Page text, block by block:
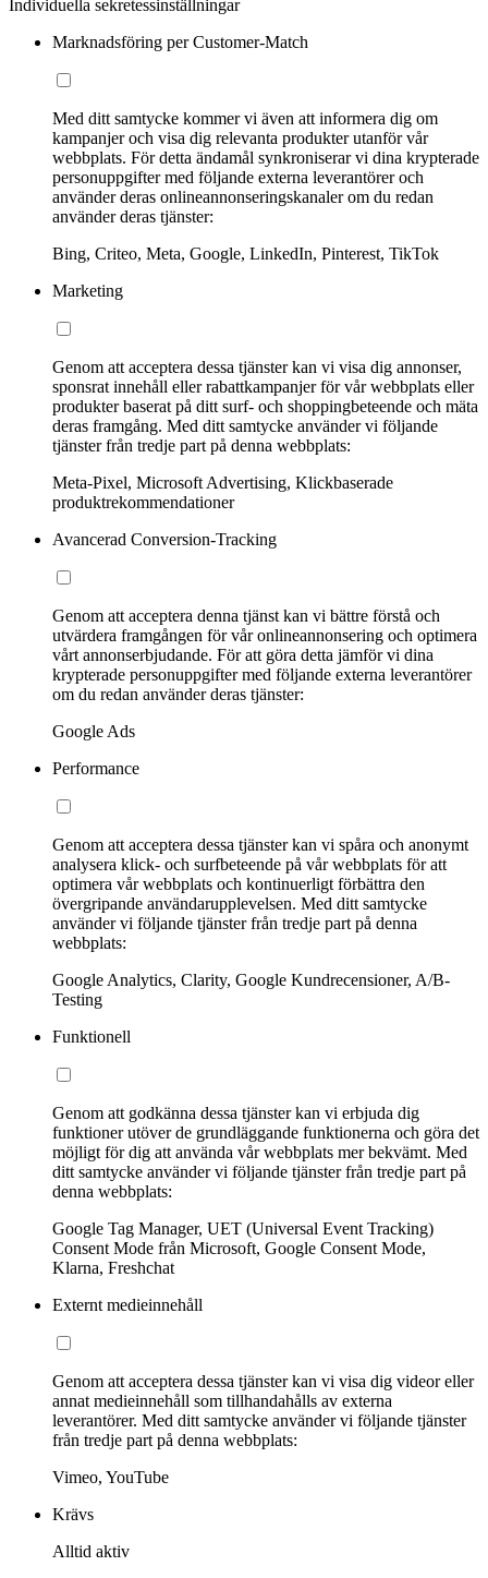
Individuella sekretessinställningar
Marknadsföring per Customer-Match
Med ditt samtycke kommer vi även att informera dig om
kampanjer och visa dig relevanta produkter utanför vår
webbplats. För detta ändamål synkroniserar vi dina krypterade
personuppgifter med följande externa leverantörer och
använder deras onlineannonseringskanaler om du redan
använder deras tjänster:
Bing, Criteo, Meta, Google, LinkedIn, Pinterest, TikTok
Marketing
Genom att acceptera dessa tjänster kan vi visa dig annonser,
sponsrat innehåll eller rabattkampanjer för vår webbplats eller
produkter baserat på ditt surf- och shoppingbeteende och mäta
deras framgång. Med ditt samtycke använder vi följande
tjänster från tredje part på denna webbplats:
Meta-Pixel, Microsoft Advertising, Klickbaserade
produktrekommendationer
Avancerad Conversion-Tracking
Genom att acceptera denna tjänst kan vi bättre förstå och
utvärdera framgången för vår onlineannonsering och optimera
vårt annonserbjudande. För att göra detta jämför vi dina
krypterade personuppgifter med följande externa leverantörer
om du redan använder deras tjänster:
Google Ads
Performance
Genom att acceptera dessa tjänster kan vi spåra och anonymt
analysera klick- och surfbeteende på vår webbplats för att
optimera vår webbplats och kontinuerligt förbättra den
övergripande användarupplevelsen. Med ditt samtycke
använder vi följande tjänster från tredje part på denna
webbplats:
Google Analytics, Clarity, Google Kundrecensioner, A/B-
Testing
Funktionell
Genom att godkänna dessa tjänster kan vi erbjuda dig
funktioner utöver de grundläggande funktionerna och göra det
möjligt för dig att använda vår webbplats mer bekvämt. Med
ditt samtycke använder vi följande tjänster från tredje part på
denna webbplats:
Google Tag Manager, UET (Universal Event Tracking)
Consent Mode från Microsoft, Google Consent Mode,
Klarna, Freshchat
Externt medieinnehåll
Genom att acceptera dessa tjänster kan vi visa dig videor eller
annat medieinnehåll som tillhandahålls av externa
leverantörer. Med ditt samtycke använder vi följande tjänster
från tredje part på denna webbplats:
Vimeo, YouTube
Krävs
Alltid aktiv